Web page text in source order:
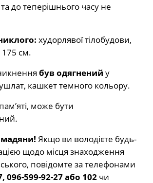
до теперішнього часу не
худорлявої тілобудови,
175 см.
був одягнений у
кашкет темного кольору.
може бути
Якщо ви володієте будь-
щодо місця знаходження
повідомте за телефонами
096-599-92-27 або 102 чи